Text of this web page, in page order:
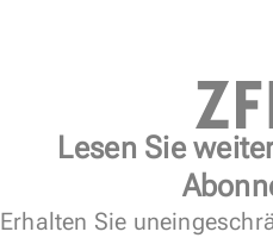
Lesen Sie
Erhalten Sie